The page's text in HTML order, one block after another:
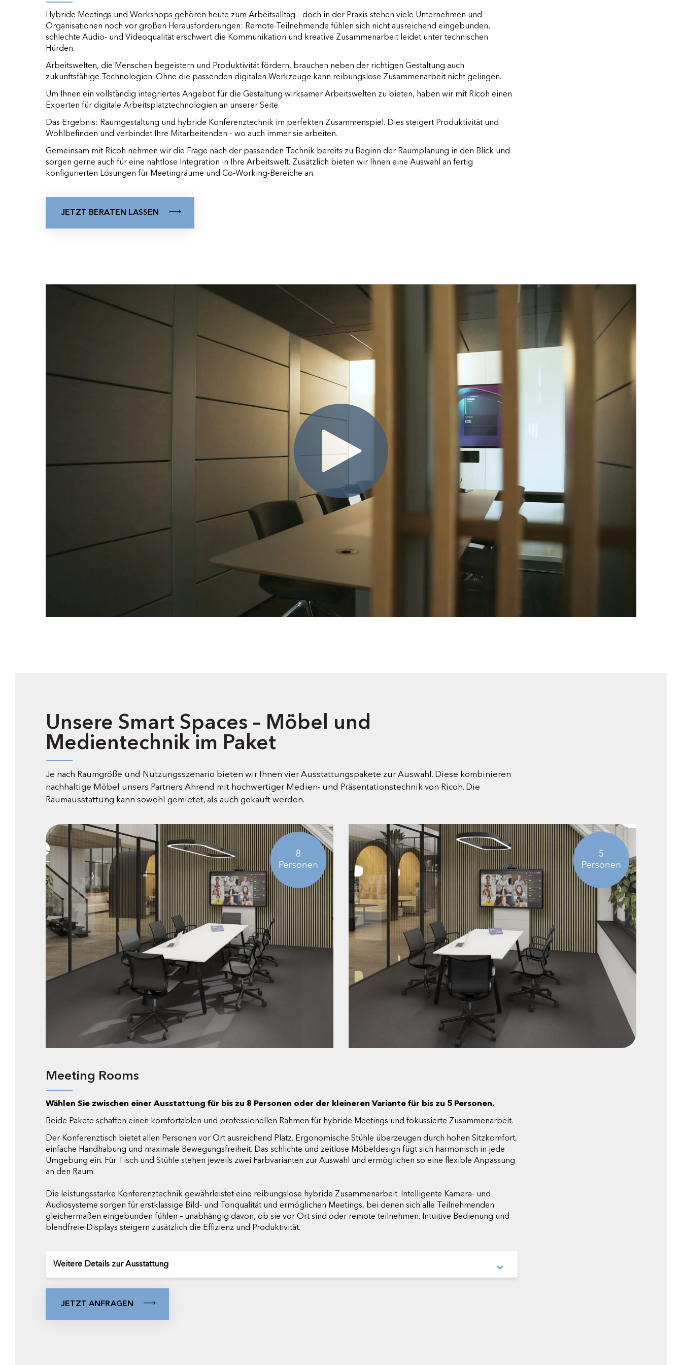
Hybride Meetings und Workshops gehören heute zum Arbeitsalltag – doch in der Praxis stehen viele Unternehmen und
Organisationen noch vor großen Herausforderungen: Remote-Teilnehmende fühlen sich nicht ausreichend eingebunden,
schlechte Audio- und Videoqualität erschwert die Kommunikation und kreative Zusammenarbeit leidet unter technischen
Hürden.
Arbeitswelten, die Menschen begeistern und Produktivität fördern, brauchen neben der richtigen Gestaltung auch
zukunftsfähige Technologien. Ohne die passenden digitalen Werkzeuge kann reibungslose Zusammenarbeit nicht gelingen.
Um Ihnen ein vollständig integriertes Angebot für die Gestaltung wirksamer Arbeitswelten zu bieten, haben wir mit Ricoh einen
Experten für digitale Arbeitsplatztechnologien an unserer Seite.
Das Ergebnis: Raumgestaltung und hybride Konferenztechnik im perfekten Zusammenspiel. Dies steigert Produktivität und
Wohlbefinden und verbindet Ihre Mitarbeitenden – wo auch immer sie arbeiten.
Gemeinsam mit Ricoh nehmen wir die Frage nach der passenden Technik bereits zu Beginn der Raumplanung in den Blick und
sorgen gerne auch für eine nahtlose Integration in Ihre Arbeitswelt. Zusätzlich bieten wir Ihnen eine Auswahl an fertig
konfigurierten Lösungen für Meetingräume und Co-Working-Bereiche an.
JETZT BERATEN LASSEN
Unsere Smart Spaces – Möbel und
Medientechnik im Paket
Je nach Raumgröße und Nutzungsszenario bieten wir Ihnen vier Ausstattungspakete zur Auswahl. Diese kombinieren
nachhaltige Möbel unsers Partners Ahrend mit hochwertiger Medien- und Präsentationstechnik von Ricoh. Die
Raumausstattung kann sowohl gemietet, als auch gekauft werden.
Meeting Rooms
Wählen Sie zwischen einer Ausstattung für bis zu 8 Personen oder der kleineren Variante für bis zu 5 Personen.
Beide Pakete schaffen einen komfortablen und professionellen Rahmen für hybride Meetings und fokussierte Zusammenarbeit.
Der Konferenztisch bietet allen Personen vor Ort ausreichend Platz. Ergonomische Stühle überzeugen durch hohen Sitzkomfort,
einfache Handhabung und maximale Bewegungsfreiheit. Das schlichte und zeitlose Möbeldesign fügt sich harmonisch in jede
Umgebung ein. Für Tisch und Stühle stehen jeweils zwei Farbvarianten zur Auswahl und ermöglichen so eine flexible Anpassung
an den Raum.
Die leistungsstarke Konferenztechnik gewährleistet eine reibungslose hybride Zusammenarbeit. Intelligente Kamera- und
Audiosysteme sorgen für erstklassige Bild- und Tonqualität und ermöglichen Meetings, bei denen sich alle Teilnehmenden
gleichermaßen eingebunden fühlen – unabhängig davon, ob sie vor Ort sind oder remote teilnehmen. Intuitive Bedienung und
blendfreie Displays steigern zusätzlich die Effizienz und Produktivität.
Weitere Details zur Ausstattung
JETZT ANFRAGEN